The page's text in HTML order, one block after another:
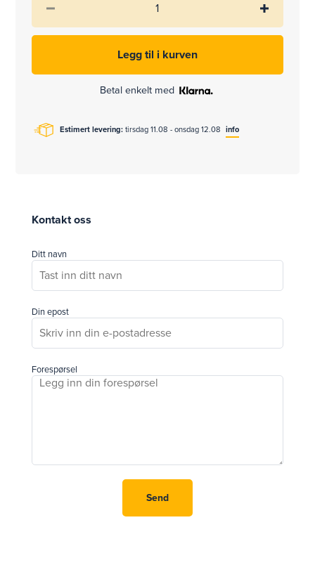
Betal enkelt med
Estimert levering: tirsdag 11.08 - onsdag 12.08 info
Kontakt oss
Ditt navn
Din epost
Forespørsel